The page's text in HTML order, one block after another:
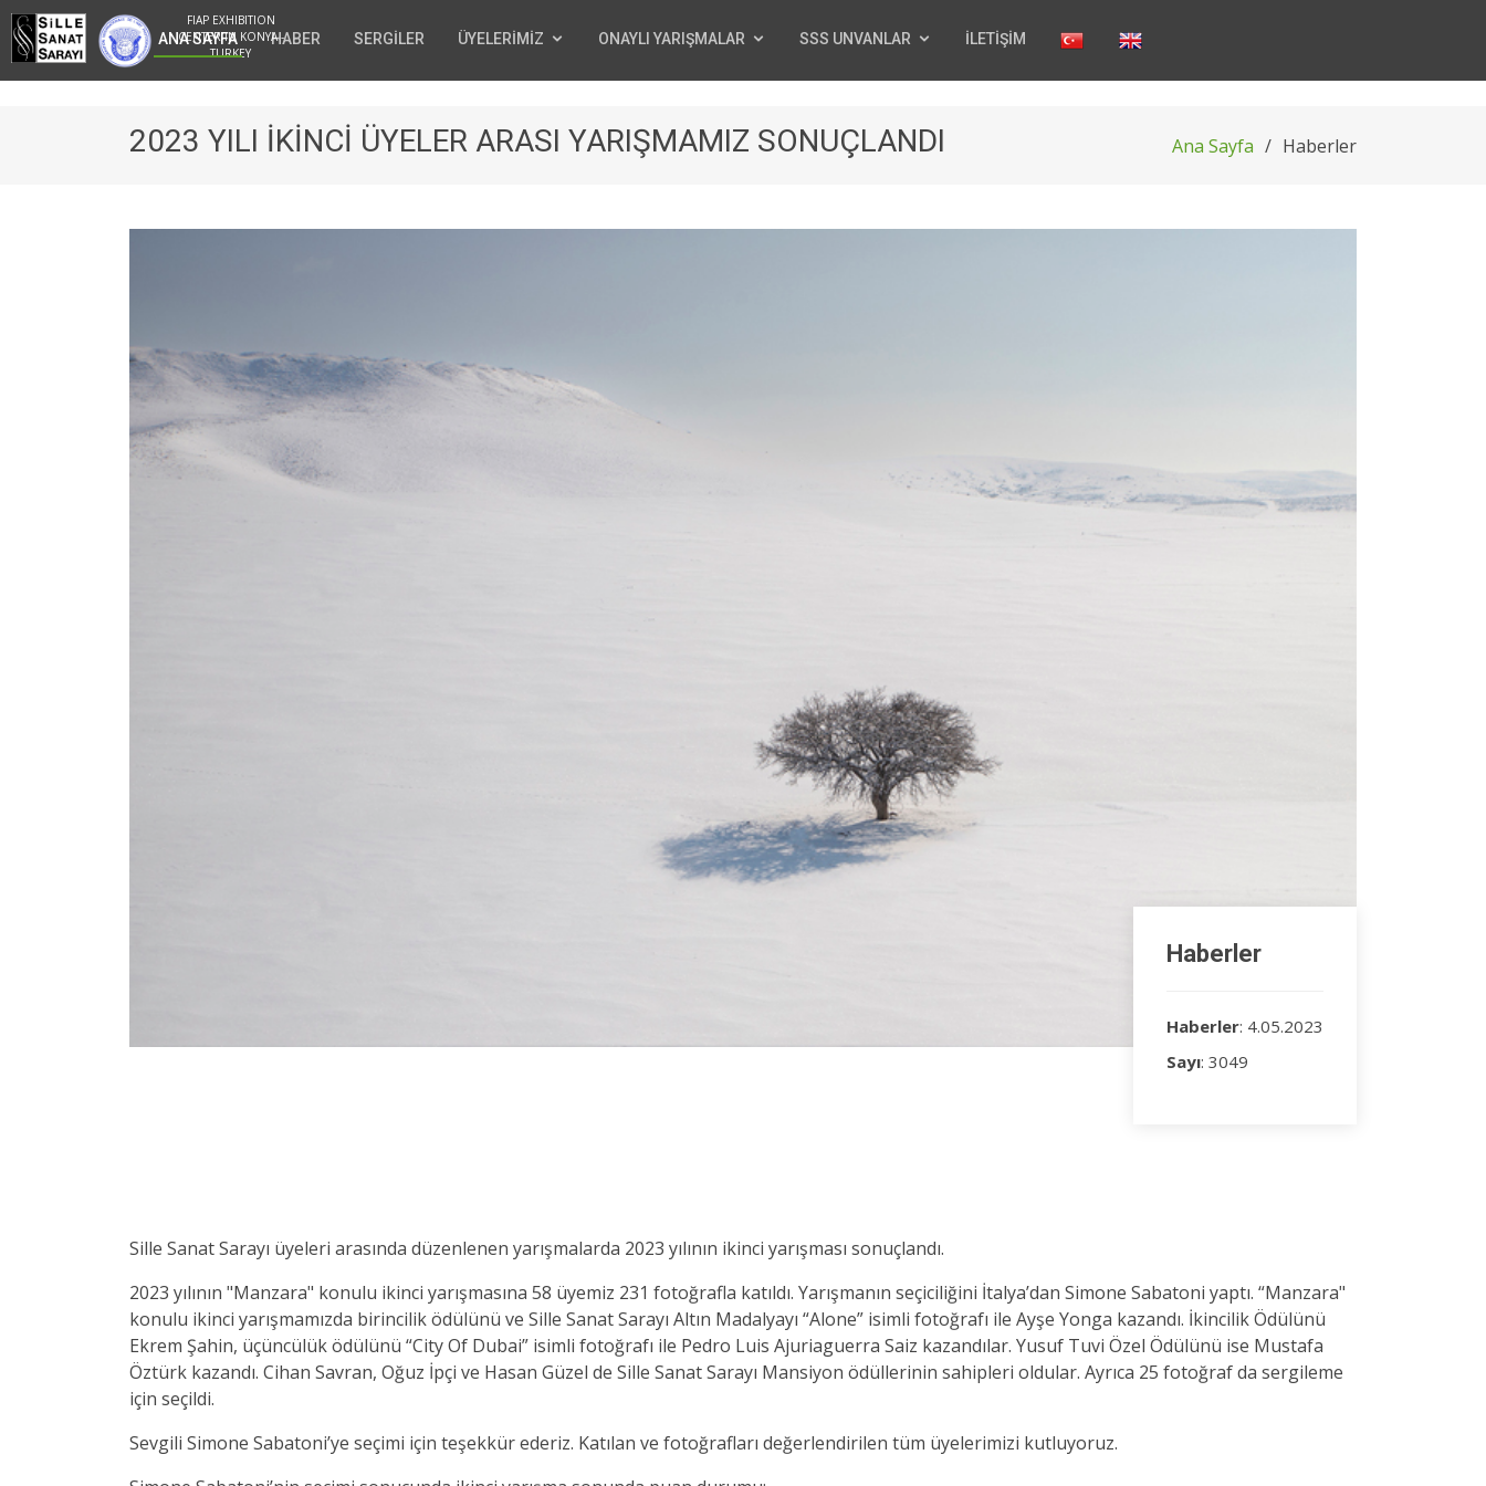
FIAP EXHIBITION
CENTER IN KONYA -
TURKEY
ANA SAYFA HABER SERGİLER ÜYELERİMİZ ONAYLI YARIŞMALAR SSS UNVANLAR İLETİŞİM
2023 YILI İKİNCİ ÜYELER ARASI YARIŞMAMIZ SONUÇLANDI Ana Sayfa Haberler
Haberler
Haberler: 4.05.2023
Sayı: 3049
Sille Sanat Sarayı üyeleri arasında düzenlenen yarışmalarda 2023 yılının ikinci yarışması sonuçlandı.
2023 yılının "Manzara" konulu ikinci yarışmasına 58 üyemiz 231 fotoğrafla katıldı. Yarışmanın seçiciliğini İtalya’dan Simone Sabatoni yaptı. “Manzara"
konulu ikinci yarışmamızda birincilik ödülünü ve Sille Sanat Sarayı Altın Madalyayı “Alone” isimli fotoğrafı ile Ayşe Yonga kazandı. İkincilik Ödülünü
Ekrem Şahin, üçüncülük ödülünü “City Of Dubai” isimli fotoğrafı ile Pedro Luis Ajuriaguerra Saiz kazandılar. Yusuf Tuvi Özel Ödülünü ise Mustafa
Öztürk kazandı. Cihan Savran, Oğuz İpçi ve Hasan Güzel de Sille Sanat Sarayı Mansiyon ödüllerinin sahipleri oldular. Ayrıca 25 fotoğraf da sergileme
için seçildi.
Sevgili Simone Sabatoni’ye seçimi için teşekkür ederiz. Katılan ve fotoğrafları değerlendirilen tüm üyelerimizi kutluyoruz.